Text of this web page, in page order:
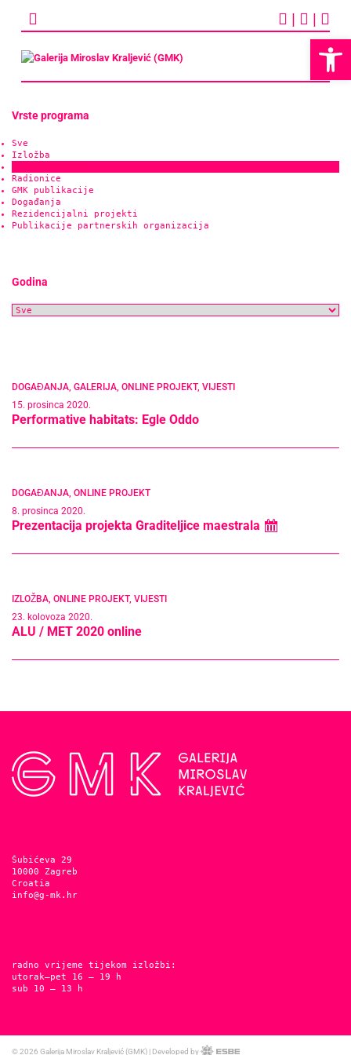
content
| |
Vrste programa
Sve
Izložba
Radionice
GMK publikacije
Događanja
Rezidencijalni projekti
Publikacije partnerskih organizacija
Godina
DOGAĐANJA GALERIJA ONLINE PROJEKT, VIJESTI
15. prosinca 2020.
Performative habitats: Egle Oddo
DOGAĐANJA ONLINE PROJEKT
8. prosinca 2020.
Prezentacija projekta Graditeljice maestrala
IZLOŽBA ONLINE PROJEKT, VIJESTI
23. kolovoza 2020.
ALU / MET 2020 online
Šubićeva 29
10000 Zagreb
Croatia
info@g-mk.hr
radno vrijeme tijekom izložbi:
utorak–pet 16 – 19 h
sub 10 – 13 h
© 2026 Galerija Miroslav Kraljević (GMK) | Developed by